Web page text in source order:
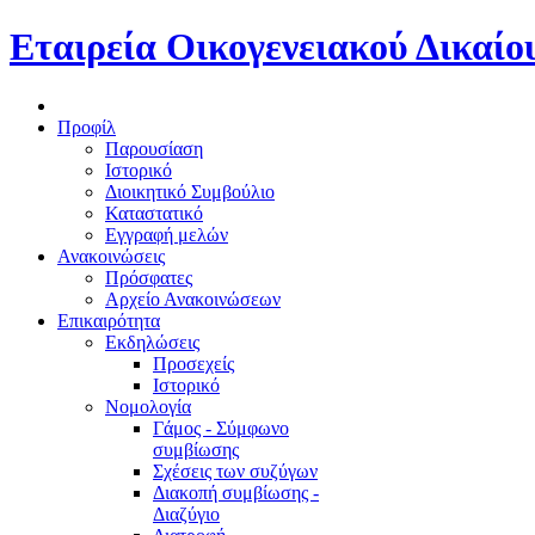
Εταιρεία Οικογενειακού
Προφίλ
Παρουσίαση
Ιστορικό
Διοικητικό Συμβούλιο
Καταστατικό
Εγγραφή μελών
Ανακοινώσεις
Πρόσφατες
Αρχείο Ανακοινώσεων
Επικαιρότητα
Εκδηλώσεις
Προσεχείς
Ιστορικό
Νομολογία
Γάμος - Σύμφωνο
συμβίωσης
Σχέσεις των συζύγων
Διακοπή συμβίωσης -
Διαζύγιο